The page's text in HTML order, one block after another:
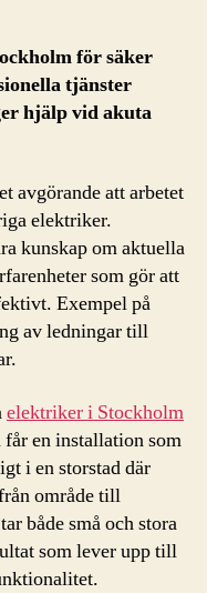
för säker
tjänster
hjälp vid akuta
avgörande att arbetet
elektriker.
kunskap om aktuella
som gör att
Exempel på
av ledningar till
elektriker i Stockholm
en installation som
i en storstad där
område till
både små och stora
som lever upp till